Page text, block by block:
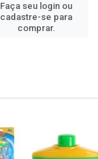
Faça seu login ou
cadastre-se para
comprar.